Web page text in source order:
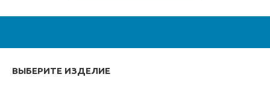
ВЫБЕРИТЕ ИЗДЕЛИЕ